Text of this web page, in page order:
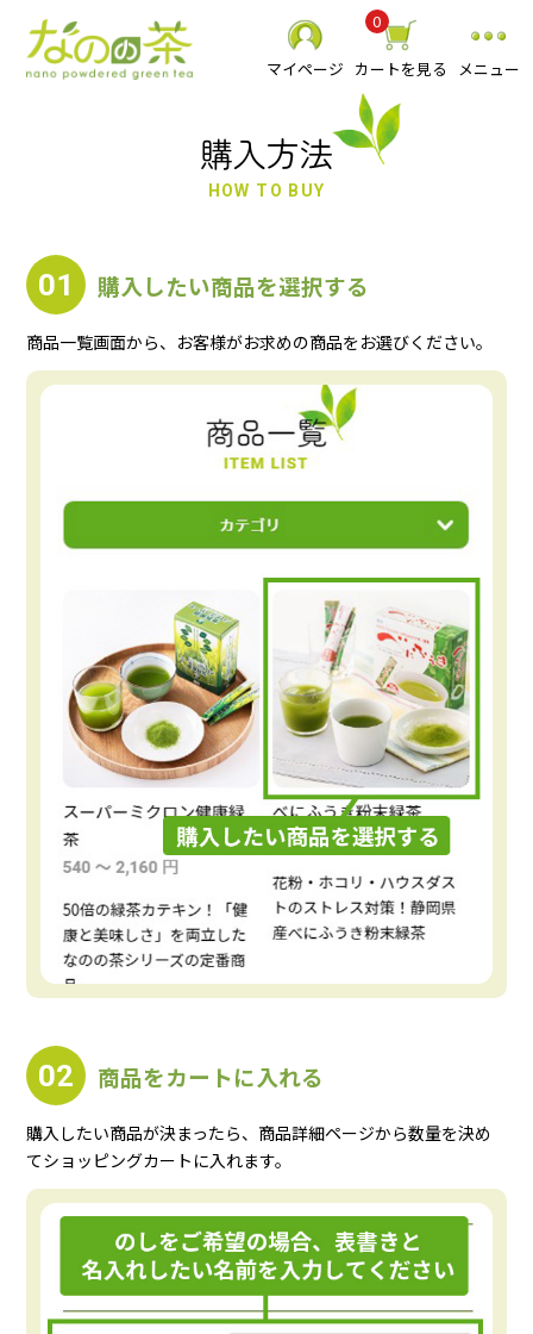
マイページ カートを見る
0
メニュー
購入方法
HOW TO BUY
01 購入したい商品を選択する
商品一覧画面から、お客様がお求めの商品をお選びください。
02 商品をカートに入れる
購入したい商品が決まったら、商品詳細ページから数量を決め
てショッピングカートに入れます。
静岡県産 粉末緑茶
べにふうき粉末緑茶
スーパーミクロン健康緑茶
その他 粉末茶
定期便
商品一覧
なのの茶について
商品比較 早見表